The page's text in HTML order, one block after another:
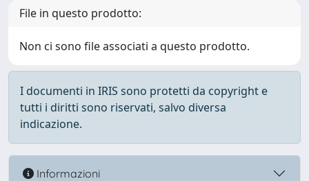
File in questo prodotto:
Non ci sono file associati a questo prodotto.
I documenti in IRIS sono protetti da copyright e
tutti i diritti sono riservati, salvo diversa
indicazione.
Informazioni